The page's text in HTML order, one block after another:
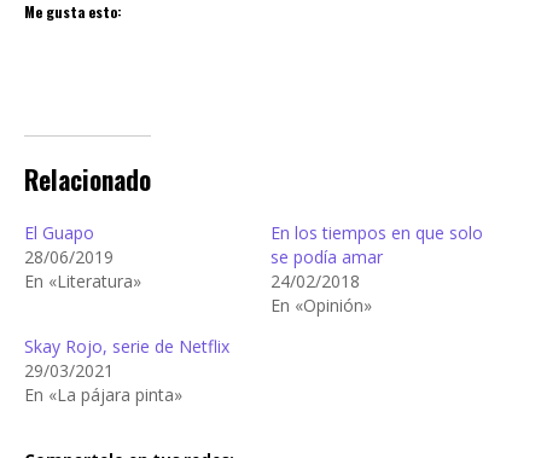
Me gusta esto:
Relacionado
El Guapo
28/06/2019
En «Literatura»
En los tiempos en que solo
se podía amar
24/02/2018
En «Opinión»
Skay Rojo, serie de Netflix
29/03/2021
En «La pájara pinta»